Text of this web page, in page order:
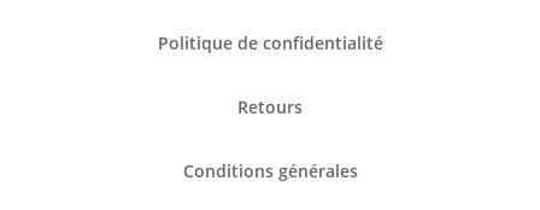
Politique de confidentialité
Retours
Conditions générales